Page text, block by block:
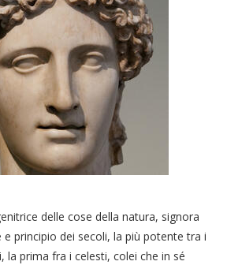
delle cose della natura, signora
principio dei secoli, la più potente tra i
la prima fra i celesti, colei che in sé